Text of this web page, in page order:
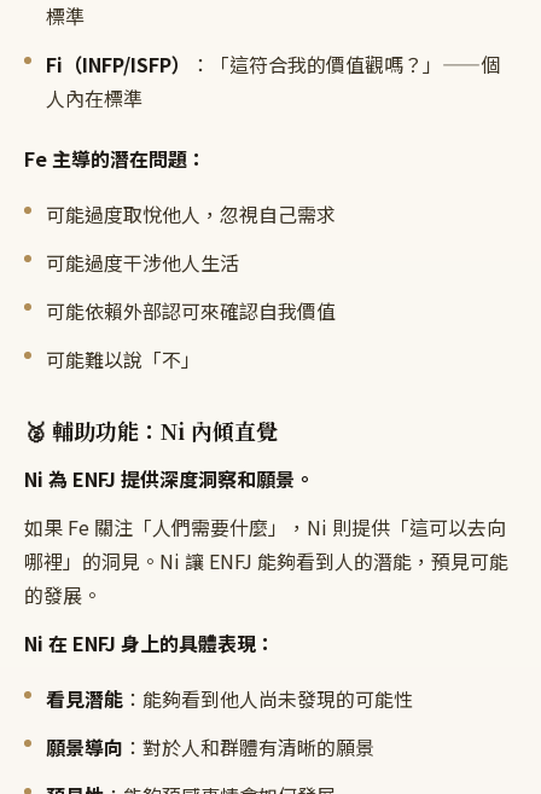
標準
Fi（INFP/ISFP）
：「這符合我的價值觀嗎？」——個
人內在標準
Fe 主導的潛在問題：
可能過度取悅他人，忽視自己需求
可能過度干涉他人生活
可能依賴外部認可來確認自我價值
可能難以說「不」
🥈 輔助功能：Ni 內傾直覺
Ni 為 ENFJ 提供深度洞察和願景。
如果 Fe 關注「人們需要什麼」，Ni 則提供「這可以去向
哪裡」的洞見。Ni 讓 ENFJ 能夠看到人的潛能，預見可能
的發展。
Ni 在 ENFJ 身上的具體表現：
看見潛能 ：能夠看到他人尚未發現的可能性
願景導向 ：對於人和群體有清晰的願景